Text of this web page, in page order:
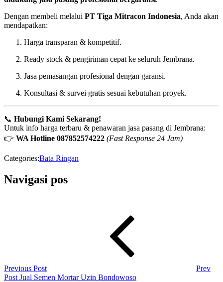
Dengan membeli melalui PT Tiga Mitracon Indonesia, Anda akan
mendapatkan:
Harga transparan & kompetitif.
Ready stock & pengiriman cepat ke seluruh Jembrana.
Jasa pemasangan profesional dengan garansi.
Konsultasi & survei gratis sesuai kebutuhan proyek.
📞 Hubungi Kami Sekarang!
Untuk info harga terbaru & penawaran jasa pasang di Jembrana:
👉 WA Hotline 087852574222 (Fast Response 24 Jam)
Categories:Bata Ringan
Navigasi pos
Previous Post
Prev
Post Jual Semen Mortar Uzin Bondowoso